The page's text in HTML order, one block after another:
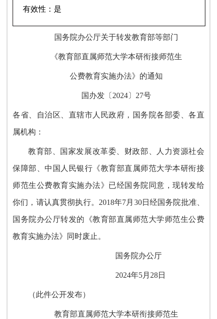
有效性： 是
国务院办公厅关于转发教育部等部门
《教育部直属师范大学本研衔接师范生
公费教育实施办法》的通知
国办发〔2024〕27号
各省、自治区、直辖市人民政府，国务院各部委、各直
属机构：
教育部、国家发展改革委、财政部、人力资源社会
保障部、中国人民银行《教育部直属师范大学本研衔接
师范生公费教育实施办法》已经国务院同意，现转发给
你们，请认真贯彻执行。2018年7月30日经国务院批准、
国务院办公厅转发的《教育部直属师范大学师范生公费
教育实施办法》同时废止。
国务院办公厅
2024年5月28日
（此件公开发布）
教育部直属师范大学本研衔接师范生